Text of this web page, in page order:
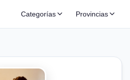
Categorías Provincias